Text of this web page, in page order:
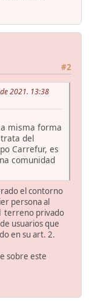
#2
2021. 13:38
misma forma
del
Carrefur, es
comunidad
el contorno
persona al
terreno privado
usuarios que
en su art. 2.
sobre este